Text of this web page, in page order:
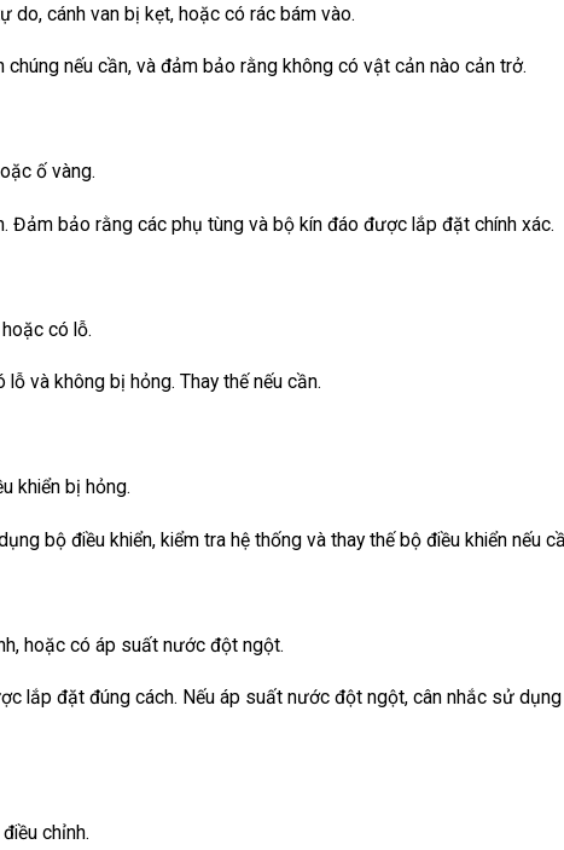
do, cánh van bị kẹt, hoặc có rác bám vào.
nếu cần, và đảm bảo rằng không có vật cản nào cản trở.
ố vàng.
Đảm bảo rằng các phụ tùng và bộ kín đáo được lắp đặt chính xác.
có lỗ.
và không bị hỏng. Thay thế nếu cần.
khiển bị hỏng.
bộ điều khiển, kiểm tra hệ thống và thay thế bộ điều khiển nếu
hoặc có áp suất nước đột ngột.
lắp đặt đúng cách. Nếu áp suất nước đột ngột, cân nhắc sử
chỉnh.